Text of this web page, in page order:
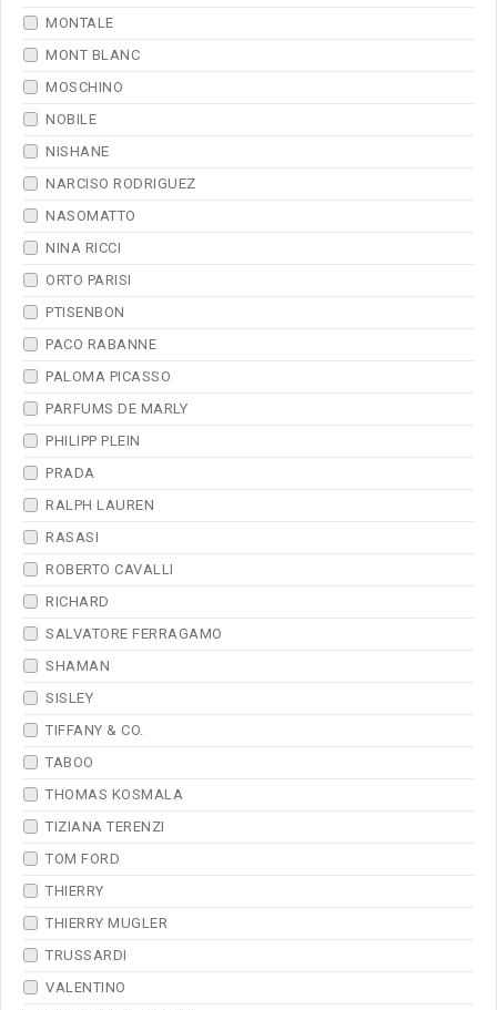
MONTALE
MONT BLANC
MOSCHINO
NOBILE
NISHANE
NARCISO RODRIGUEZ
NASOMATTO
NINA RICCI
ORTO PARISI
PTISENBON
PACO RABANNE
PALOMA PICASSO
PARFUMS DE MARLY
PHILIPP PLEIN
PRADA
RALPH LAUREN
RASASI
ROBERTO CAVALLI
RICHARD
SALVATORE FERRAGAMO
SHAMAN
SISLEY
TIFFANY & CO.
TABOO
THOMAS KOSMALA
TIZIANA TERENZI
TOM FORD
THIERRY
THIERRY MUGLER
TRUSSARDI
VALENTINO